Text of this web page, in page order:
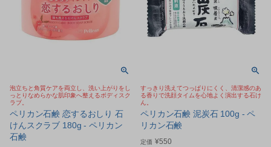
泡立ちと角質ケアを両立し、洗い上がりをし
っとりなめらかな肌印象へ整えるボディスク
ラブ。
ペリカン石鹸 恋するおしり 石
けんスクラブ 180g - ペリカン
石鹸
すっきり洗えてつっぱりにくく、清潔感のあ
る香りで洗顔タイムを心地よく演出する石け
ん。
ペリカン石鹸 泥炭石 100g - ペ
リカン石鹸
定価 ¥550